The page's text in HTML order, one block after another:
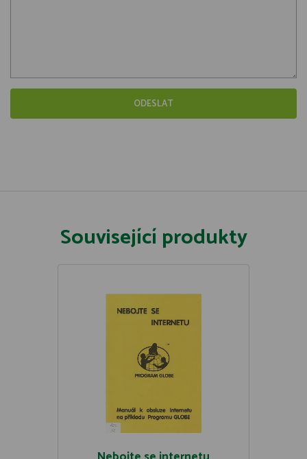
Související produkty